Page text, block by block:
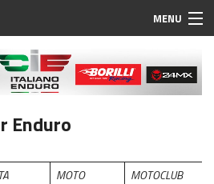
MENU
Enduro 2023
Friuli Venezia Giulia
Friuli Venezia Giulia
Enduro
MOTO MOTOCLUB